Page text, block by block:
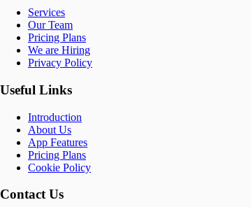
Services
Our Team
Pricing Plans
We are Hiring
Privacy Policy
Useful Links
Introduction
About Us
App Features
Pricing Plans
Cookie Policy
Contact Us